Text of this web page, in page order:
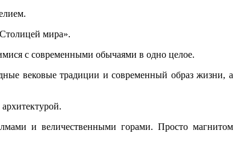
мира».
с современными обычаями в одно целое.
вековые традиции и современный образ жизни, а
и величественными горами. Просто магнитом